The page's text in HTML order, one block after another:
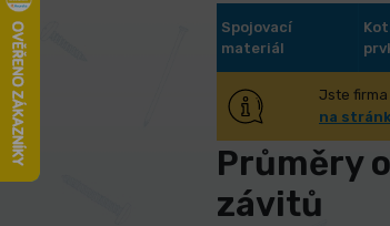
Spojovací
materiál
Jste firma
na
Úvod Poradna
Průměry
závitů